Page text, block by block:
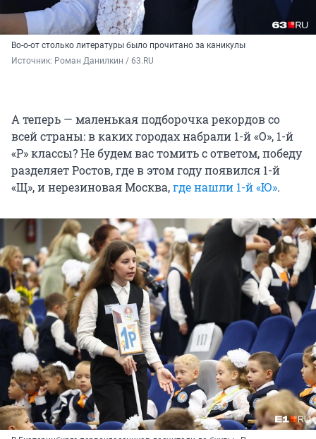
Во-о-от столько литературы было прочитано за каникулы
Источник: Роман Данилкин / 63.RU
А теперь — маленькая подборочка рекордов со
всей страны: в каких городах набрали 1-й «О», 1-й
«Р» классы? Не будем вас томить с ответом, победу
разделяет Ростов, где в этом году появился 1-й
«Щ», и нерезиновая Москва,где нашли 1-й «Ю».